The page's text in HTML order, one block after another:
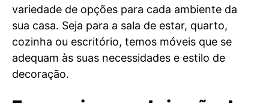
variedade de opções para cada ambiente da
sua casa. Seja para a sala de estar, quarto,
cozinha ou escritório, temos móveis que se
adequam às suas necessidades e estilo de
decoração.